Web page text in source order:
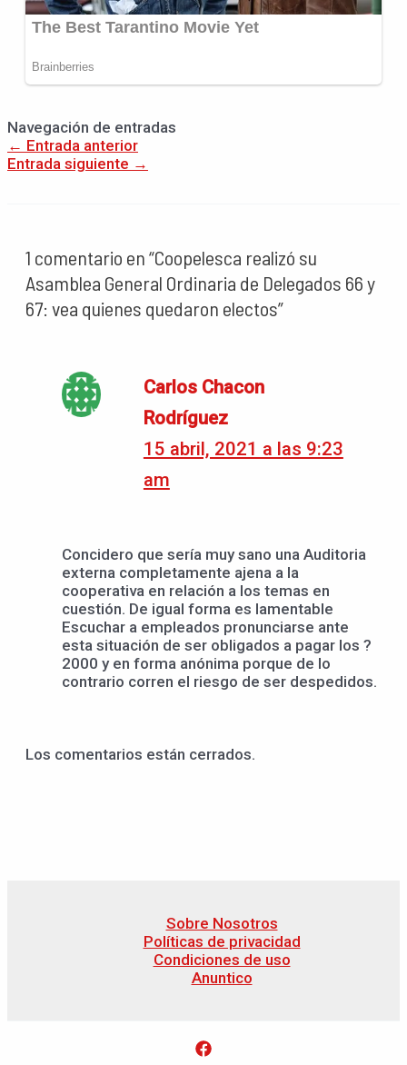
Navegación de entradas
← Entrada anterior
Entrada siguiente →
1 comentario en “Coopelesca realizó su
Asamblea General Ordinaria de Delegados 66 y
67: vea quienes quedaron electos”
Carlos Chacon
Rodríguez
15 abril, 2021 a las 9:23
am
Concidero que sería muy sano una Auditoria
externa completamente ajena a la
cooperativa en relación a los temas en
cuestión. De igual forma es lamentable
Escuchar a empleados pronunciarse ante
esta situación de ser obligados a pagar los ?
2000 y en forma anónima porque de lo
contrario corren el riesgo de ser despedidos.
Los comentarios están cerrados.
Sobre Nosotros
Políticas de privacidad
Condiciones de uso
Anuntico